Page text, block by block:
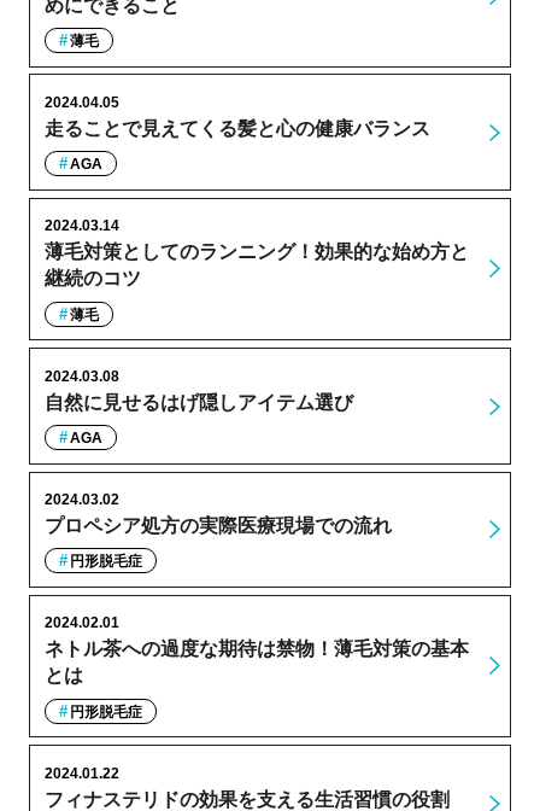
めにできること
薄毛
走ることで見えてくる髪と心の健康バランス
2024.04.05
AGA
薄毛対策としてのランニング！効果的な始め方と
継続のコツ
2024.03.14
薄毛
自然に見せるはげ隠しアイテム選び
2024.03.08
AGA
プロペシア処方の実際医療現場での流れ
2024.03.02
円形脱毛症
ネトル茶への過度な期待は禁物！薄毛対策の基本
とは
2024.02.01
円形脱毛症
フィナステリドの効果を支える生活習慣の役割
2024.01.22